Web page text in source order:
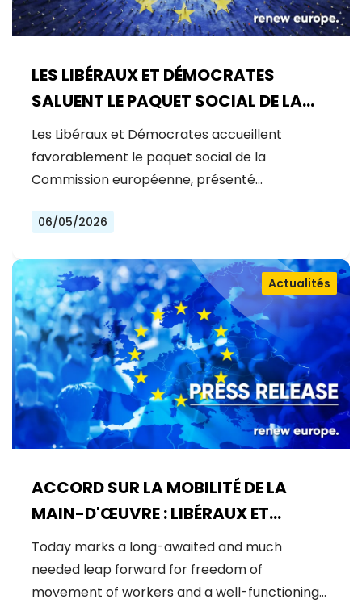
LES LIBÉRAUX ET DÉMOCRATES
SALUENT LE PAQUET SOCIAL DE LA
COMMISSION : UNE AVANCÉE
MAJEURE POUR UNE UE PLUS JUSTE ET
INCLUSIVE
Les Libéraux et Démocrates accueillent
favorablement le paquet social de la
Commission européenne, présenté…
06/05/2026
ACCORD SUR LA MOBILITÉ DE LA
MAIN-D'ŒUVRE : LIBÉRAUX ET
DÉMOCRATES CÉLÈBRENT UNE
NOUVELLE ÈRE POUR DES DROITS DES
TRAVAILLEURS RENFORCÉS DANS
Actualités
Today marks a long-awaited and much
needed leap forward for freedom of
movement of workers and a well-functioning…